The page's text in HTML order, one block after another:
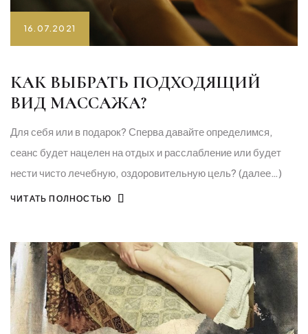
16.07.2021
КАК ВЫБРАТЬ ПОДХОДЯЩИЙ
ВИД МАССАЖА?
Для себя или в подарок? Сперва давайте определимся,
сеанс будет нацелен на отдых и расслабление или будет
нести чисто лечебную, оздоровительную цель? (далее…)
ЧИТАТЬ ПОЛНОСТЬЮ